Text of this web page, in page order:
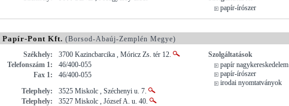
papír-írószer
Papír-Pont Kft. (Borsod-Abaúj-Zemplén Megye)
Székhely:
3700 Kazincbarcika , Móricz Zs. tér 12.
Telefonszám 1:
46/400-055
Fax 1:
46/400-055
Telephely:
3525 Miskolc , Széchenyi u. 7.
Telephely:
3527 Miskolc , József A. u. 40.
Szolgáltatások
papír nagykereskedelem
papír-írószer
irodai nyomtatványok